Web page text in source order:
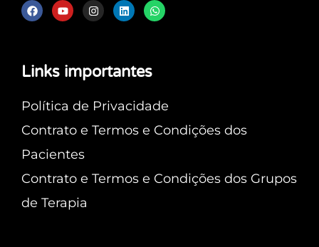
Links importantes
Política de Privacidade
Contrato e Termos e Condições dos
Pacientes
Contrato e Termos e Condições dos Grupos
de Terapia